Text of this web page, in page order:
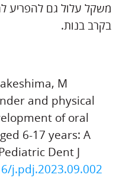
משקל עלול גם להפריע
בקרב בנות.
M
and physical
of oral
6-17 years: A
Dent J
j.pdj.2023.09.002